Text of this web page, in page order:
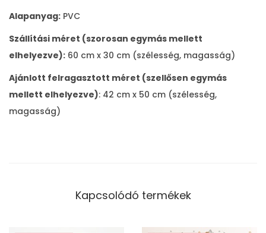
s
z
i
Alapanyag: PVC
Szállítási méret (szorosan egymás mellett
elhelyezve): 60 cm x 30 cm (szélesség, magasság)
Ajánlott felragasztott méret (szellősen egymás
mellett elhelyezve): 42 cm x 50 cm (szélesség,
magasság)
Kapcsolódó termékek